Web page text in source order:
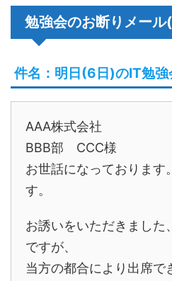
勉強会のお断りメー
件名：明日(6日)のIT勉強
AAA株式会社
BBB部 CCC様
お世話になっておりま
す。
お誘いをいただきました
ですが、
当方の都合により出席で